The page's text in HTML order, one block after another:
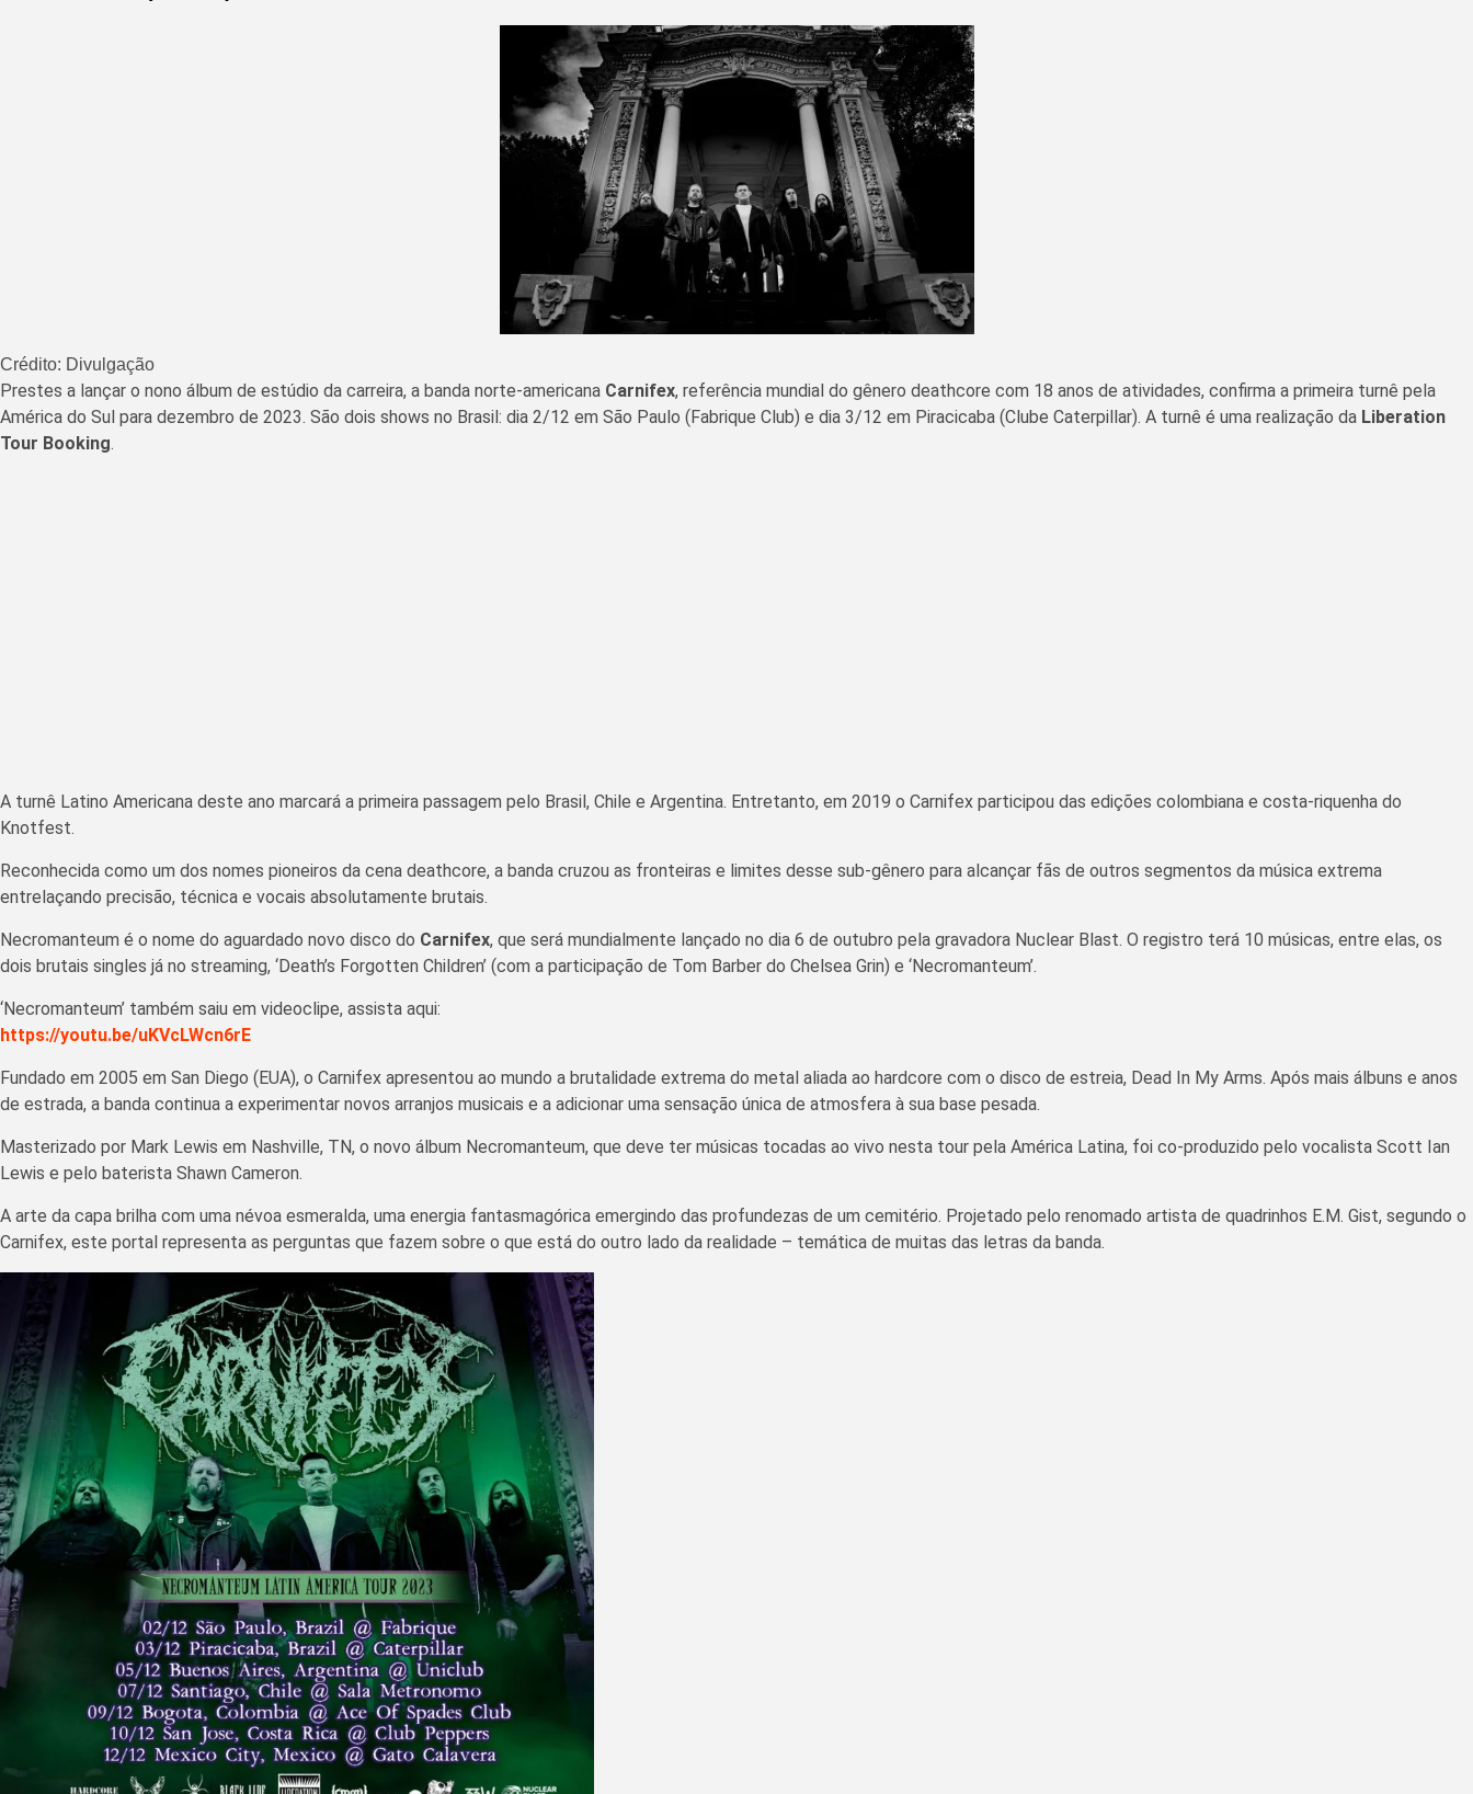
Crédito: Divulgação
Prestes a lançar o nono álbum de estúdio da carreira, a banda norte-americana Carnifex, referência mundial do gênero deathcore com 18 anos de atividades, confirma a primeira turnê pela
América do Sul para dezembro de 2023. São dois shows no Brasil: dia 2/12 em São Paulo (Fabrique Club) e dia 3/12 em Piracicaba (Clube Caterpillar). A turnê é uma realização da Liberation
Tour Booking.
A turnê Latino Americana deste ano marcará a primeira passagem pelo Brasil, Chile e Argentina. Entretanto, em 2019 o Carnifex participou das edições colombiana e costa-riquenha do
Knotfest.
Reconhecida como um dos nomes pioneiros da cena deathcore, a banda cruzou as fronteiras e limites desse sub-gênero para alcançar fãs de outros segmentos da música extrema
entrelaçando precisão, técnica e vocais absolutamente brutais.
Necromanteum é o nome do aguardado novo disco do Carnifex, que será mundialmente lançado no dia 6 de outubro pela gravadora Nuclear Blast. O registro terá 10 músicas, entre elas, os
dois brutais singles já no streaming, ‘Death’s Forgotten Children’ (com a participação de Tom Barber do Chelsea Grin) e ‘Necromanteum’.
‘Necromanteum’ também saiu em videoclipe, assista aqui:
https://youtu.be/uKVcLWcn6rE
Fundado em 2005 em San Diego (EUA), o Carnifex apresentou ao mundo a brutalidade extrema do metal aliada ao hardcore com o disco de estreia, Dead In My Arms. Após mais álbuns e anos
de estrada, a banda continua a experimentar novos arranjos musicais e a adicionar uma sensação única de atmosfera à sua base pesada.
Masterizado por Mark Lewis em Nashville, TN, o novo álbum Necromanteum, que deve ter músicas tocadas ao vivo nesta tour pela América Latina, foi co-produzido pelo vocalista Scott Ian
Lewis e pelo baterista Shawn Cameron.
A arte da capa brilha com uma névoa esmeralda, uma energia fantasmagórica emergindo das profundezas de um cemitério. Projetado pelo renomado artista de quadrinhos E.M. Gist, segundo o
Carnifex, este portal representa as perguntas que fazem sobre o que está do outro lado da realidade – temática de muitas das letras da banda.